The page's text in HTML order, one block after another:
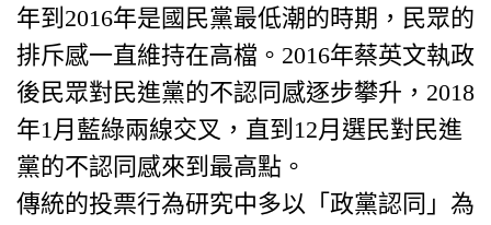
年到2016年是國民黨最低潮的時期，民眾的
排斥感一直維持在高檔。2016年蔡英文執政
後民眾對民進黨的不認同感逐步攀升，2018
年1月藍綠兩線交叉，直到12月選民對民進
黨的不認同感來到最高點。
傳統的投票行為研究中多以「政黨認同」為